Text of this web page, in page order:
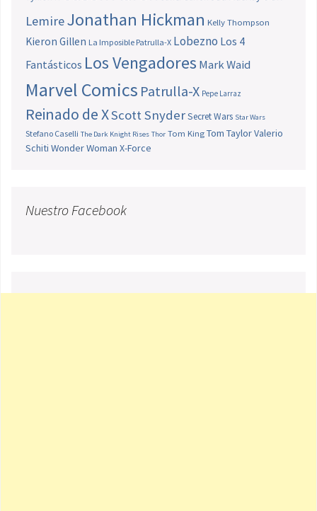
LemireJonathan Hickman Kelly Thompson
Kieron Gillen La Imposible Patrulla-X Lobezno Los 4
Fantásticos Los Vengadores Mark Waid
Marvel Comics Patrulla-X Pepe Larraz
Reinado de XScott SnyderSecret Wars Star Wars
Stefano Caselli The Dark Knight Rises Thor Tom King Tom TaylorValerio
Schiti Wonder Woman X-Force
Nuestro Facebook